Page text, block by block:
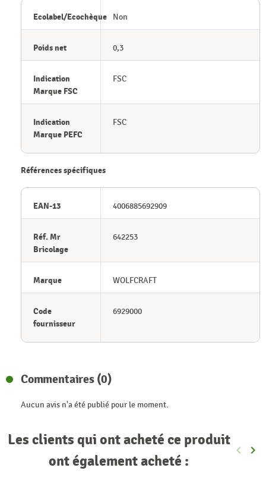
Ecolabel/Ecochèque Non
Poids net 0,3
Indication
Marque FSC
FSC
Indication
Marque PEFC
FSC
Références spécifiques
EAN-13 4006885692909
Réf. Mr
Bricolage
642253
Marque WOLFCRAFT
Code
fournisseur
6929000
Commentaires (0)
Aucun avis n'a été publié pour le moment.
Les clients qui ont acheté ce produit
ont également acheté :
keyboard_arrow_left keyboard_arrow_right